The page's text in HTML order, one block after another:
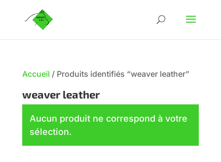
Accueil / Produits identifiés “weaver leather”
weaver leather
Aucun produit ne correspond à votre
sélection.